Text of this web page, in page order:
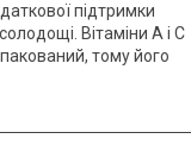
підтримки
Вітаміни А і С
тому його